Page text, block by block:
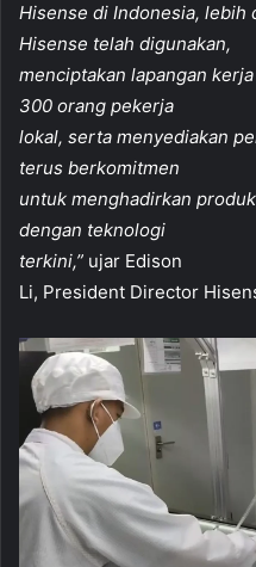
Hisense di Indonesia, lebih
Hisense telah digunakan,
menciptakan lapangan
300 orang pekerja
lokal, serta menyediakan
terus berkomitmen
untuk menghadirkan
dengan teknologi
terkini,” ujar Edison
Li, President Director